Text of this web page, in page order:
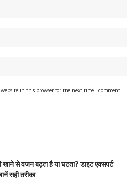
in this browser for the next time I comment.
खाने से वजन बढ़ता है या घटता? डाइट एक्सपर्ट
सही तरीका